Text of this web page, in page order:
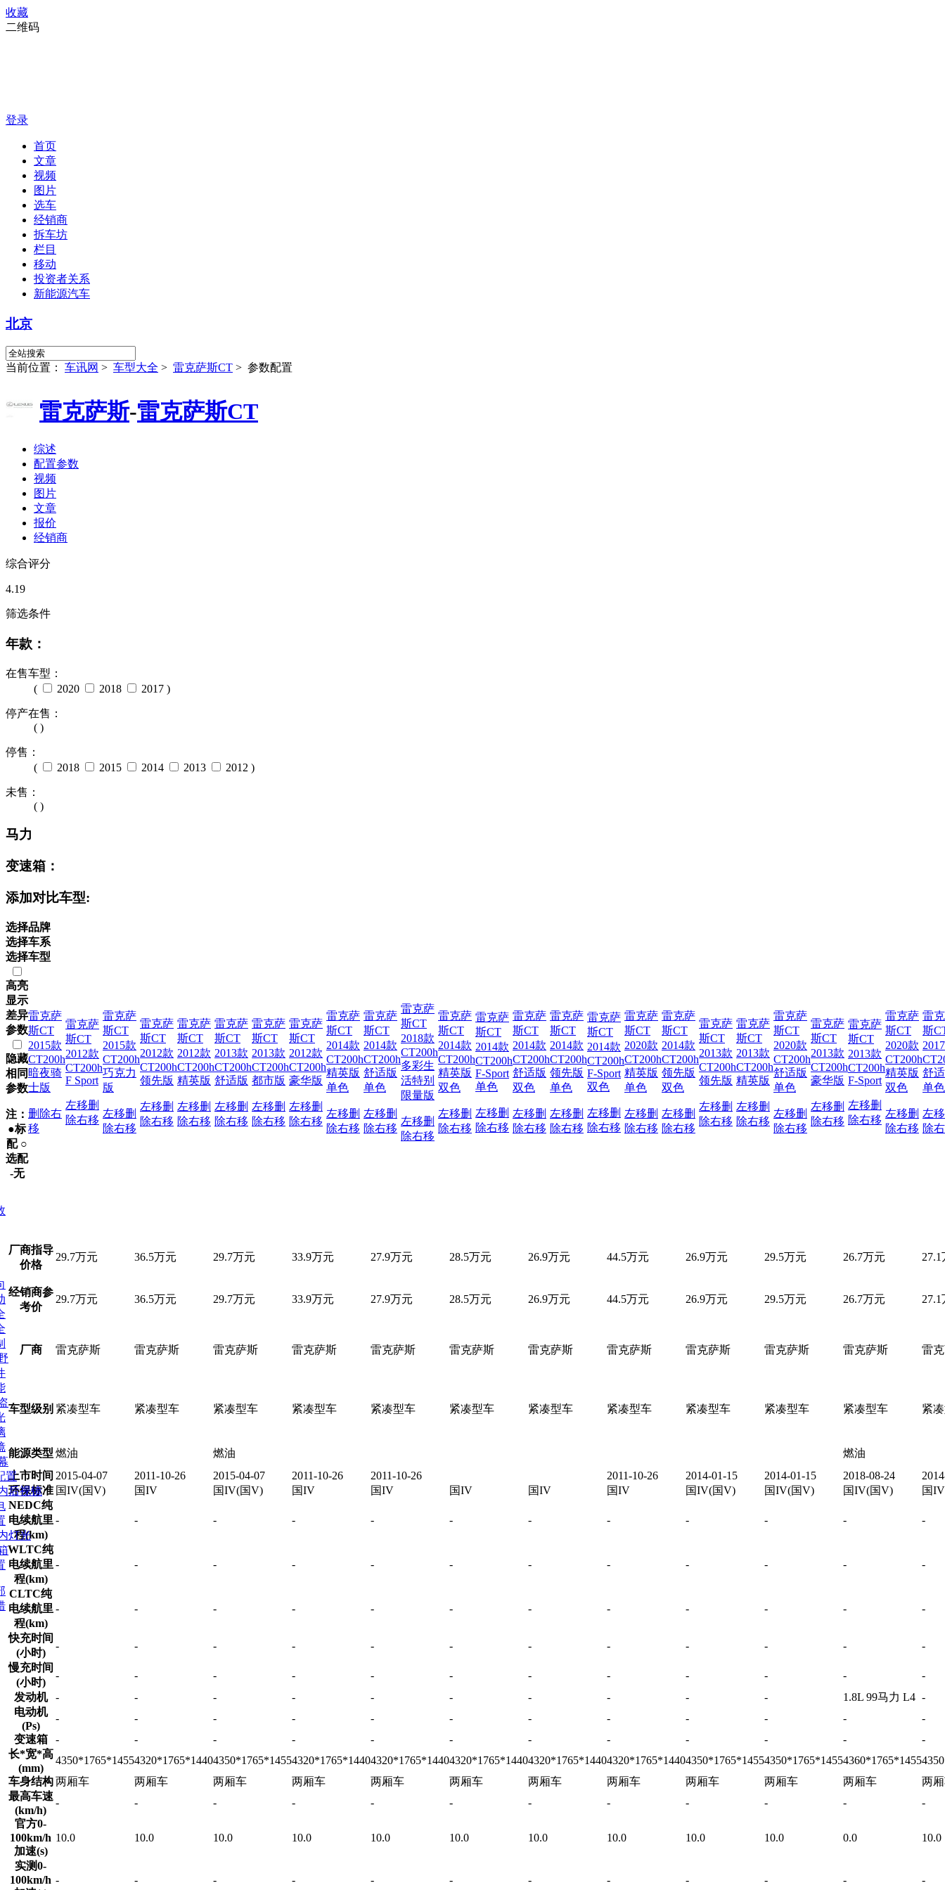
收藏
二维码
登录
首页
文章
视频
图片
选车
经销商
拆车坊
栏目
移动
投资者关系
新能源汽车
北京
当前位置： 车讯网 > 车型大全 > 雷克萨斯CT > 参数配置
雷克萨斯-雷克萨斯CT
综述
配置参数
视频
图片
文章
报价
经销商
综合评分
4.19
筛选条件
年款：
在售车型：
(
2020 2018 2017 )
停产在售：
( )
停售：
(
2018 2015 2014 2013 2012 )
未售：
( )
马力
变速箱：
添加对比车型:
选择品牌
选择车系
选择车型
高亮
显示
差异
参数
隐藏
相同
参数
注：
●标
配 ○
选配
-无
雷克萨
斯CT
2015款
CT200h
暗夜骑
士版
删除右
移
雷克萨
斯CT
2012款
CT200h
F Sport
左移删
除右移
雷克萨
斯CT
2015款
CT200h
巧克力
版
左移删
除右移
雷克萨
斯CT
2012款
CT200h
领先版
左移删
除右移
雷克萨
斯CT
2012款
CT200h
精英版
左移删
除右移
雷克萨
斯CT
2013款
CT200h
舒适版
左移删
除右移
雷克萨
斯CT
2013款
CT200h
都市版
左移删
除右移
雷克萨
斯CT
2012款
CT200h
豪华版
左移删
除右移
雷克萨
斯CT
2014款
CT200h
精英版
单色
左移删
除右移
雷克萨
斯CT
2014款
CT200h
舒适版
单色
左移删
除右移
雷克萨
斯CT
2018款
CT200h
多彩生
活特别
限量版
左移删
除右移
雷克萨
斯CT
2014款
CT200h
精英版
双色
左移删
除右移
雷克萨
斯CT
2014款
CT200h
F-Sport
单色
左移删
除右移
雷克萨
斯CT
2014款
CT200h
舒适版
双色
左移删
除右移
雷克萨
斯CT
2014款
CT200h
领先版
单色
左移删
除右移
雷克萨
斯CT
2014款
CT200h
F-Sport
双色
左移删
除右移
雷克萨
斯CT
2020款
CT200h
精英版
单色
左移删
除右移
雷克萨
斯CT
2014款
CT200h
领先版
双色
左移删
除右移
雷克萨
斯CT
2013款
CT200h
领先版
左移删
除右移
雷克萨
斯CT
2013款
CT200h
精英版
左移删
除右移
雷克萨
斯CT
2020款
CT200h
舒适版
单色
左移删
除右移
雷克萨
斯CT
2013款
CT200h
豪华版
左移删
除右移
雷克萨
斯CT
2013款
CT200h
F-Sport
左移删
除右移
雷克萨
斯CT
2020款
CT200h
精英版
双色
左移删
除右移
雷
斯
舒
单色
左移
除
厂商指导
价格
29.7万元 36.5万元 29.7万元 33.9万元 27.9万元 28.5万元 26.9万元 44.5万元 26.9万元 29.5万元 26.7万元
经销商参
考价
29.7万元 36.5万元 29.7万元 33.9万元 27.9万元 28.5万元 26.9万元 44.5万元 26.9万元 29.5万元 26.7万元
厂商 雷克萨斯 雷克萨斯 雷克萨斯 雷克萨斯 雷克萨斯 雷克萨斯 雷克萨斯 雷克萨斯 雷克萨斯 雷克萨斯 雷克萨斯 雷
车型级别 紧凑型车 紧凑型车 紧凑型车 紧凑型车 紧凑型车 紧凑型车 紧凑型车 紧凑型车 紧凑型车 紧凑型车 紧凑型车 紧
能源类型 燃油 燃油
燃油
上市时间 2015-04-07 2011-10-26 2015-04-07 2011-10-26 2011-10-26 2011-10-26 2014-01-15 2014-01-15 2018-08-24
环保标准 国IV(国V) 国IV 国IV(国V) 国IV 国IV 国IV 国IV 国IV 国IV(国V) 国IV(国V) 国IV(国V)
国
NEDC纯
电续航里
程(km)
- - - - - - - - - - - -
WLTC纯
电续航里
程(km)
- - - - - - - - - - - -
CLTC纯
电续航里
程(km)
- - - - - - - - - - - -
快充时间
(小时)
- - - - - - - - - - -
-
慢充时间
(小时)
- - - - - - - - - - -
-
发动机
- - - - - - - - - - 1.8L 99马力 L4 -
电动机
(Ps)
- - - - - - - - - - -
-
变速箱
- - - - - - - - - - -
-
长*宽*高
(mm)
4350*1765*14554320*1765*14404350*1765*14554320*1765*14404320*1765*14404320*1765*14404320*1765*14404320*1765*14404350*1765*14554350*1765*14554360*1765*1455
车身结构 两厢车 两厢车 两厢车 两厢车 两厢车 两厢车 两厢车 两厢车 两厢车 两厢车 两厢车
两
最高车速
(km/h)
- - - - - - - - - - -
-
官方0-
100km/h
加速(s)
10.0 10.0 10.0 10.0 10.0 10.0 10.0 10.0 10.0 10.0 0.0 10.0
实测0-
100km/h - - - - - - - - - - - -
置
后视镜
灯光